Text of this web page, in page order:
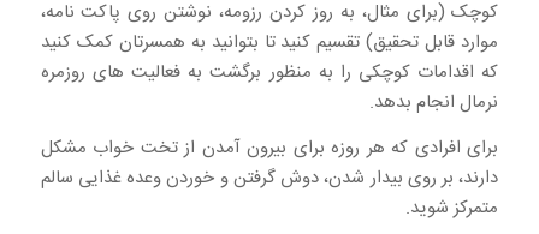
کوچک (برای مثال، به روز کردن رزومه، نوشتن روی پاکت نامه،
موارد قابل تحقیق) تقسیم کنید تا بتوانید به همسرتان کمک کنید
که اقدامات کوچکی را به منظور برگشت به فعالیت های روزمره
نرمال انجام بدهد.
برای افرادی که هر روزه برای بیرون آمدن از تخت خواب مشکل
دارند، بر روی بیدار شدن، دوش گرفتن و خوردن وعده غذایی سالم
متمرکز شوید.